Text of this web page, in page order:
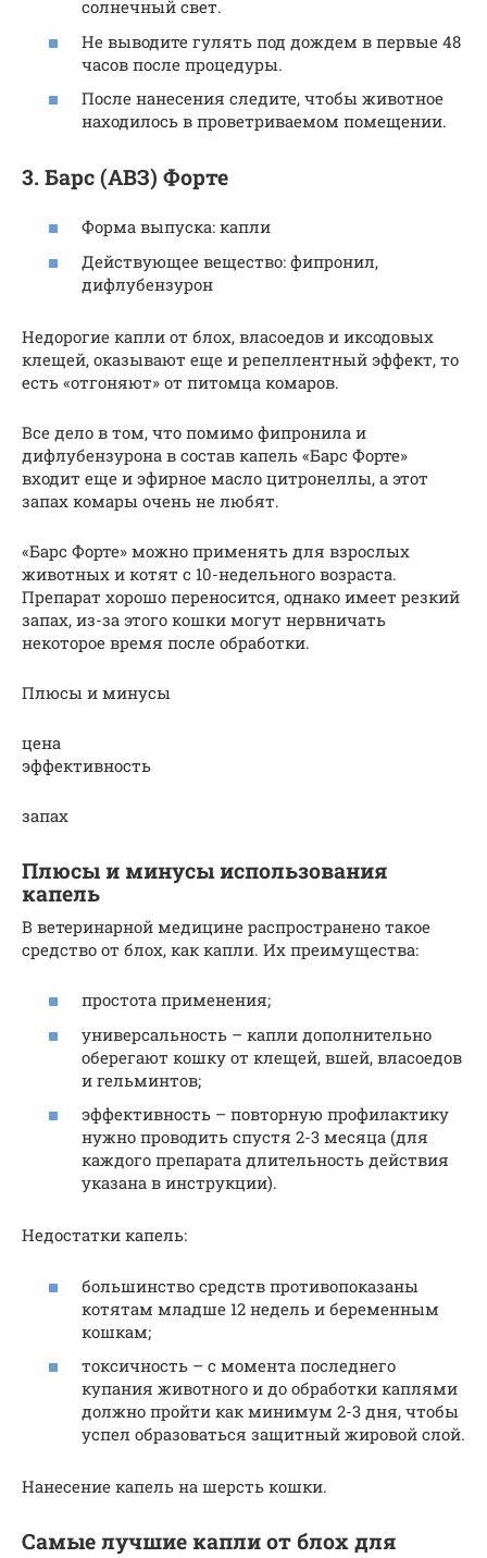
солнечный свет.
Не выводите гулять под дождем в первые 48
часов после процедуры.
После нанесения следите, чтобы животное
находилось в проветриваемом помещении.
3. Барс (АВЗ) Форте
Форма выпуска: капли
Действующее вещество: фипронил,
дифлубензурон
Недорогие капли от блох, власоедов и иксодовых
клещей, оказывают еще и репеллентный эффект, то
есть «отгоняют» от питомца комаров.
Все дело в том, что помимо фипронила и
дифлубензурона в состав капель «Барс Форте»
входит еще и эфирное масло цитронеллы, а этот
запах комары очень не любят.
«Барс Форте» можно применять для взрослых
животных и котят с 10-недельного возраста.
Препарат хорошо переносится, однако имеет резкий
запах, из-за этого кошки могут нервничать
некоторое время после обработки.
Плюсы и минусы
цена
эффективность
запах
Плюсы и минусы использования
капель
В ветеринарной медицине распространено такое
средство от блох, как капли. Их преимущества:
простота применения;
универсальность – капли дополнительно
оберегают кошку от клещей, вшей, власоедов
и гельминтов;
эффективность – повторную профилактику
нужно проводить спустя 2-3 месяца (для
каждого препарата длительность действия
указана в инструкции).
Недостатки капель:
большинство средств противопоказаны
котятам младше 12 недель и беременным
кошкам;
токсичность – с момента последнего
купания животного и до обработки каплями
должно пройти как минимум 2-3 дня, чтобы
успел образоваться защитный жировой слой.
Нанесение капель на шерсть кошки.
Самые лучшие капли от блох для